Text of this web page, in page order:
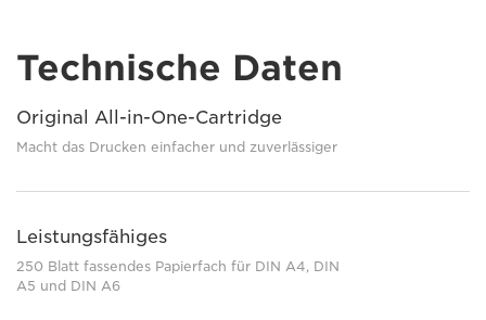
Technische Daten
Original All-in-One-Cartridge
Macht das Drucken einfacher und zuverlässiger
Leistungsfähiges
250 Blatt fassendes Papierfach für DIN A4, DIN
A5 und DIN A6